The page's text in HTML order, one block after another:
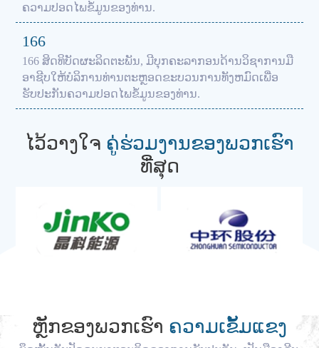
ຄວາມປອດໄພຂໍ້ມູນຂອງທ່ານ.
166
166 ສິດທິບັດຜະລິດຕະພັນ, ມີບຸກຄະລາກອນດ້ານວິຊາການມື
ອາຊີບໃຫ້ບໍລິການທ່ານຕະຫຼອດຂະບວນການທັງຫມົດເພື່ອ
ຮັບປະກັນຄວາມປອດໄພຂໍ້ມູນຂອງທ່ານ.
ໄວ້ວາງໃຈ ຄູ່ຮ່ວມງານຂອງພວກເຮົາ
ທີ່ສຸດ
ຫຼັກຂອງພວກເຮົາ ຄວາມເຂັ້ມແຂງ